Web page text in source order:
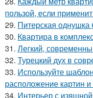
пользой, если
29. Питерская однушка
30. Квартира в
31. Легкий,
32. Турецкий дух в
33. Используйте
расположение картин
34. Интерьер с